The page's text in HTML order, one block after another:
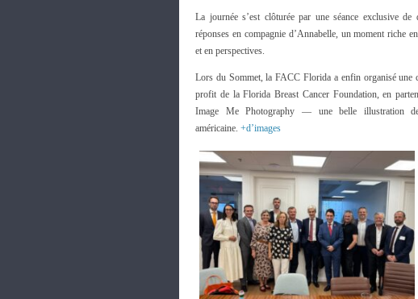
La journée s’est clôturée par une séance exclusive de
réponses en compagnie d’Annabelle, un moment riche
et en perspectives.
Lors du Sommet, la FACC Florida a enfin organisé une
profit de la Florida Breast Cancer Foundation, en
Image Me Photography — une belle illustration de
américaine. +d’images